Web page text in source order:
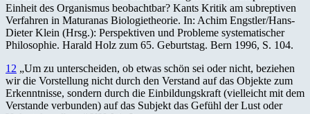
Einheit des Organismus beobachtbar? Kants Kritik am subreptiven
Verfahren in Maturanas Biologietheorie. In: Achim Engstler/Hans-
Dieter Klein (Hrsg.): Perspektiven und Probleme systematischer
Philosophie. Harald Holz zum 65. Geburtstag. Bern 1996, S. 104.
12 „Um zu unterscheiden, ob etwas schön sei oder nicht, beziehen
wir die Vorstellung nicht durch den Verstand auf das Objekte zum
Erkenntnisse, sondern durch die Einbildungskraft (vielleicht mit dem
Verstande verbunden) auf das Subjekt das Gefühl der Lust oder